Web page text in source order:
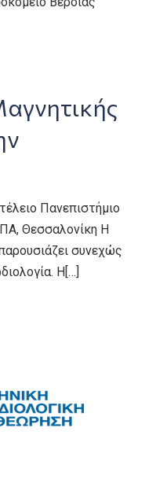
Πανεπιστήμιο
Θεσσαλονίκη Η
συνεχώς
Η[…]